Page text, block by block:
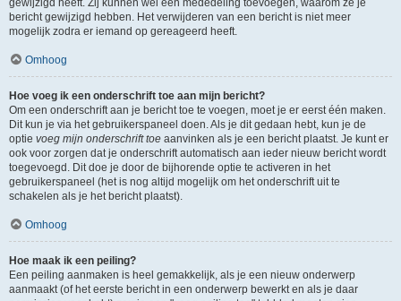
gewijzigd heeft. Zij kunnen wel een mededeling toevoegen, waarom ze je
bericht gewijzigd hebben. Het verwijderen van een bericht is niet meer
mogelijk zodra er iemand op gereageerd heeft.
Omhoog
Hoe voeg ik een onderschrift toe aan mijn bericht?
Om een onderschrift aan je bericht toe te voegen, moet je er eerst één maken.
Dit kun je via het gebruikerspaneel doen. Als je dit gedaan hebt, kun je de
optie voeg mijn onderschrift toe aanvinken als je een bericht plaatst. Je kunt er
ook voor zorgen dat je onderschrift automatisch aan ieder nieuw bericht wordt
toegevoegd. Dit doe je door de bijhorende optie te activeren in het
gebruikerspaneel (het is nog altijd mogelijk om het onderschrift uit te
schakelen als je het bericht plaatst).
Omhoog
Hoe maak ik een peiling?
Een peiling aanmaken is heel gemakkelijk, als je een nieuw onderwerp
aanmaakt (of het eerste bericht in een onderwerp bewerkt en als je daar